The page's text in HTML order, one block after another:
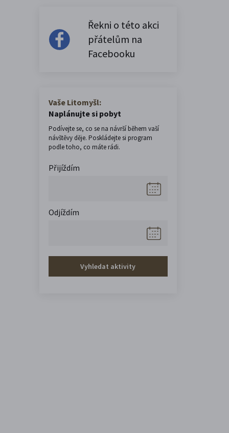
Řekni o této akci
přátelům na
Facebooku
Vaše Litomyšl:
Naplánujte si pobyt
Podívejte se, co se na návrší během vaší
návštěvy děje. Poskládejte si program
podle toho, co máte rádi.
Přijíždím
Odjíždím
Vyhledat aktivity